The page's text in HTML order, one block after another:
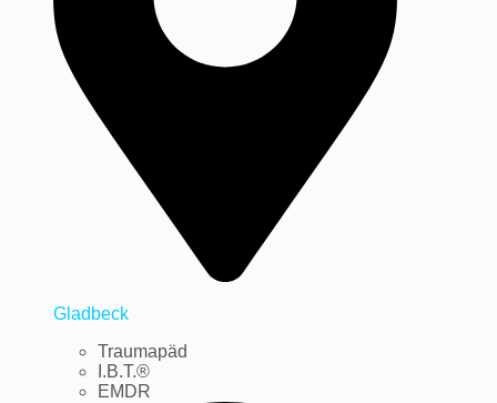
Gladbeck
Traumapäd
I.B.T.®
EMDR